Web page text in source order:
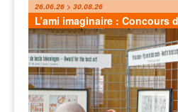
26.06.26 > 30.08.26
L’ami imaginaire : Concours